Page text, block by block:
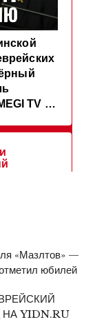
«Мазлтов» —
юбилей
YIDN.RU